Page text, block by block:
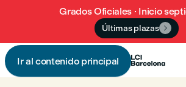
Grados Oficiales · Inicio
Últimas plazas 
Ir al contenido principal
